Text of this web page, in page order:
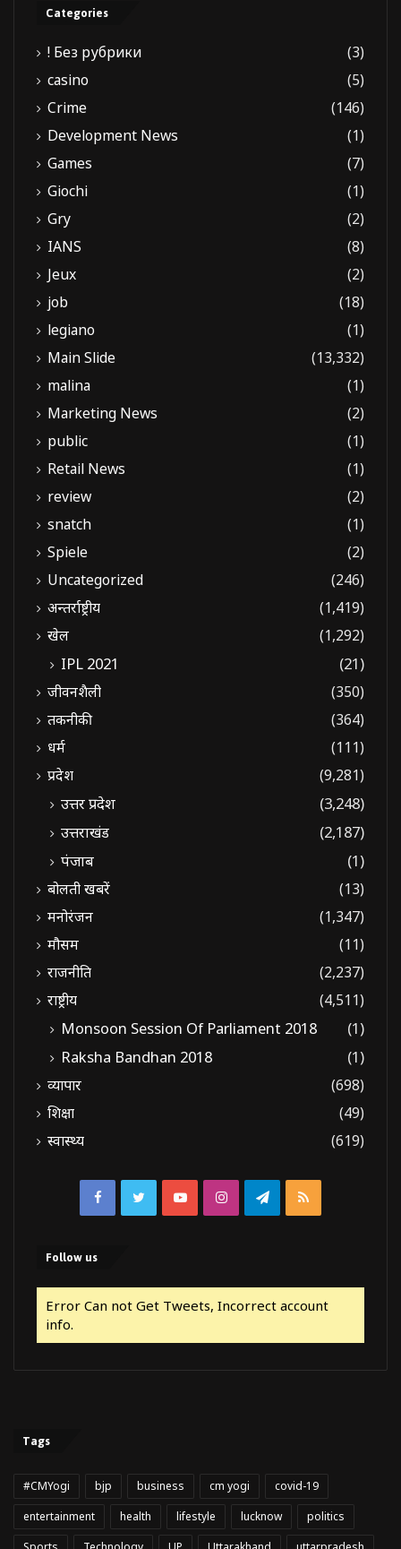
Categories
! Без рубрики
(3)
casino
(5)
Crime
(146)
Development News
(1)
Games
(7)
Giochi
(1)
Gry
(2)
IANS
(8)
Jeux
(2)
job
(18)
legiano
(1)
Main Slide
(13,332)
malina
(1)
Marketing News
(2)
public
(1)
Retail News
(1)
review
(2)
snatch
(1)
Spiele
(2)
Uncategorized
(246)
अन्तर्राष्ट्रीय
(1,419)
खेल
(1,292)
IPL 2021 (21)
जीवनशैली
(350)
तकनीकी
(364)
धर्म
(111)
प्रदेश
(9,281)
उत्तर प्रदेश
(3,248)
उत्तराखंड
(2,187)
पंजाब
(1)
बोलती खबरें
(13)
मनोरंजन
(1,347)
मौसम
(11)
राजनीति
(2,237)
राष्ट्रीय
(4,511)
Monsoon Session Of Parliament 2018
(1)
Raksha Bandhan 2018
(1)
व्यापार
(698)
शिक्षा
(49)
स्वास्थ्य
(619)
FacebookTwitterYouTubeInstagramTelegram
RSS
Follow us
Error Can not Get Tweets, Incorrect account
info.
Tags
#CMYogi bjp business cm yogi
covid-19
entertainment
health lifestyle lucknow
politics